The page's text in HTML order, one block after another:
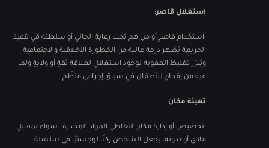
استغلال قاصر:
استخدام قاصرٍ أو من هم تحت رعاية الجاني أو سلطته في تنفيذ
الجريمة يُظهر درجة عالية من الخطورة الأخلاقية والاجتماعية،
ويُبرّر تغليظ العقوبة لوجود استغلالٍ لعلاقةِ ثقةٍ أو ولايةٍ ولما
فيه من إقحامٍ للأطفال في سياق إجرامي منظّم.
تهيئة مكان:
تخصيص أو إدارة مكان لتعاطي المواد المخدرة—سواء بمقابلٍ
مادي أو بدونه، يجعل الشخص ركنًا لوجستيًا في سلسلة